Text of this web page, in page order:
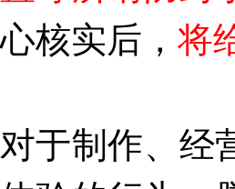
心核实后， 将
对于制作、经